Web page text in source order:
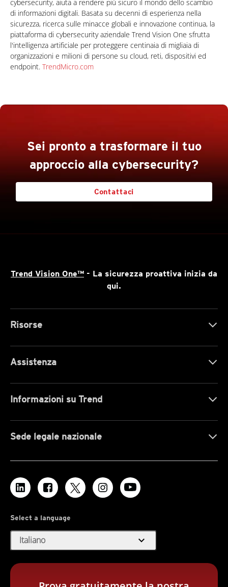
cybersecurity, aiuta a rendere più sicuro il mondo dello scambio
di informazioni digitali. Basata su decenni di esperienza nella
sicurezza, ricerca sulle minacce globali e innovazione continua, la
piattaforma di cybersecurity aziendale Trend Vision One sfrutta
l'intelligenza artificiale per proteggere centinaia di migliaia di
organizzazioni e milioni di persone su cloud, reti, dispositivi ed
endpoint. TrendMicro.com
Sei pronto a trasformare il tuo
approccio alla cybersecurity?
Contattaci
Trend Vision One™ - La sicurezza proattiva inizia da
qui.
Risorse
Assistenza
Informazioni su Trend
Sede legale nazionale
Select a language
Italiano expand_more